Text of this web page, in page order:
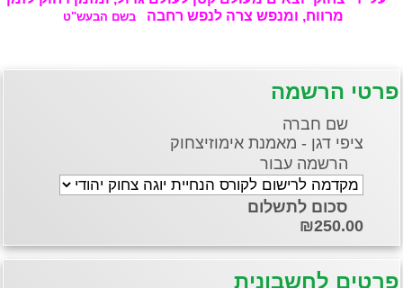
מרווח, ומנפש צרה לנפש רחבה בשם הבעש"ט
פרטי הרשמה
ציפי דגן - מאמנת אימוזיצחוק
₪250.00
פרטים לחשבונית